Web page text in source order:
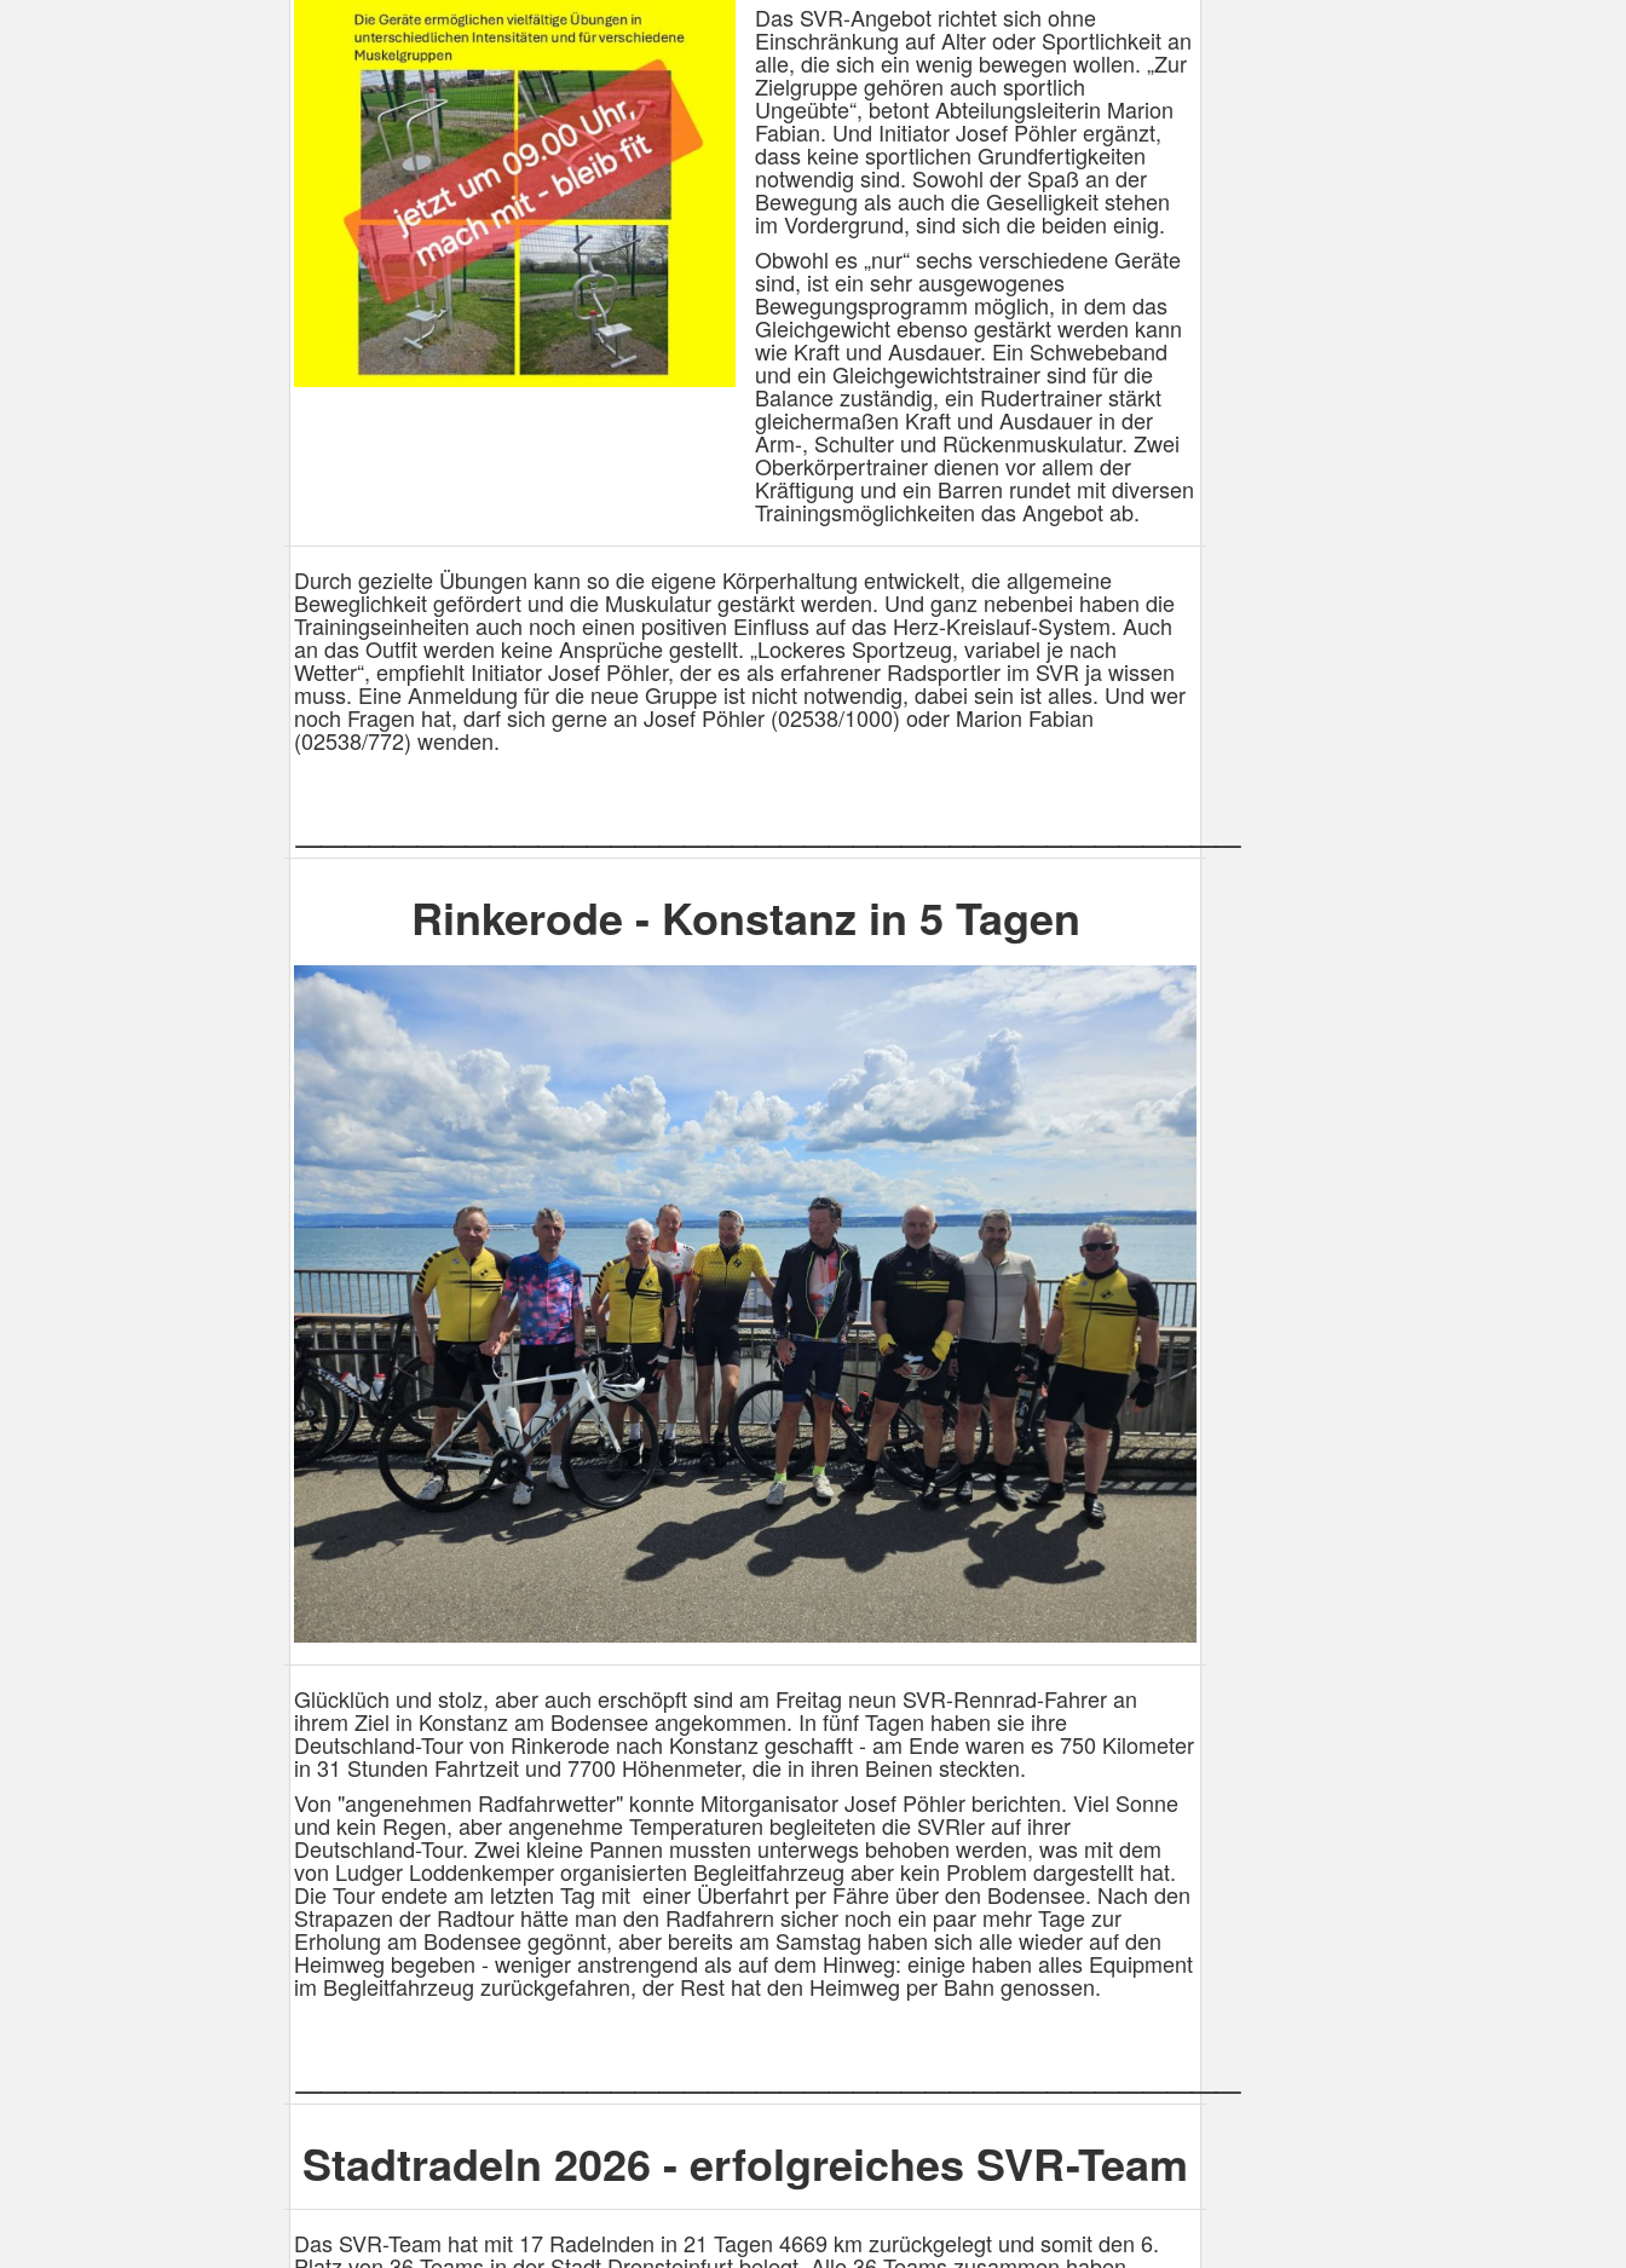
Das SVR-Angebot richtet sich ohne
Einschränkung auf Alter oder Sportlichkeit an
alle, die sich ein wenig bewegen wollen. „Zur
Zielgruppe gehören auch sportlich
Ungeübte“, betont Abteilungsleiterin Marion
Fabian. Und Initiator Josef Pöhler ergänzt,
dass keine sportlichen Grundfertigkeiten
notwendig sind. Sowohl der Spaß an der
Bewegung als auch die Geselligkeit stehen
im Vordergrund, sind sich die beiden einig.
Obwohl es „nur“ sechs verschiedene Geräte
sind, ist ein sehr ausgewogenes
Bewegungsprogramm möglich, in dem das
Gleichgewicht ebenso gestärkt werden kann
wie Kraft und Ausdauer. Ein Schwebeband
und ein Gleichgewichtstrainer sind für die
Balance zuständig, ein Rudertrainer stärkt
gleichermaßen Kraft und Ausdauer in der
Arm-, Schulter und Rückenmuskulatur. Zwei
Oberkörpertrainer dienen vor allem der
Kräftigung und ein Barren rundet mit diversen
Trainingsmöglichkeiten das Angebot ab.
Durch gezielte Übungen kann so die eigene Körperhaltung entwickelt, die allgemeine
Beweglichkeit gefördert und die Muskulatur gestärkt werden. Und ganz nebenbei haben die
Trainingseinheiten auch noch einen positiven Einfluss auf das Herz-Kreislauf-System. Auch
an das Outfit werden keine Ansprüche gestellt. „Lockeres Sportzeug, variabel je nach
Wetter“, empfiehlt Initiator Josef Pöhler, der es als erfahrener Radsportler im SVR ja wissen
muss. Eine Anmeldung für die neue Gruppe ist nicht notwendig, dabei sein ist alles. Und wer
noch Fragen hat, darf sich gerne an Josef Pöhler (02538/1000) oder Marion Fabian
(02538/772) wenden.
Rinkerode - Konstanz in 5 Tagen
Glücklüch und stolz, aber auch erschöpft sind am Freitag neun SVR-Rennrad-Fahrer an
ihrem Ziel in Konstanz am Bodensee angekommen. In fünf Tagen haben sie ihre
Deutschland-Tour von Rinkerode nach Konstanz geschafft - am Ende waren es 750 Kilometer
in 31 Stunden Fahrtzeit und 7700 Höhenmeter, die in ihren Beinen steckten.
Von "angenehmen Radfahrwetter" konnte Mitorganisator Josef Pöhler berichten. Viel Sonne
und kein Regen, aber angenehme Temperaturen begleiteten die SVRler auf ihrer
Deutschland-Tour. Zwei kleine Pannen mussten unterwegs behoben werden, was mit dem
von Ludger Loddenkemper organisierten Begleitfahrzeug aber kein Problem dargestellt hat.
Die Tour endete am letzten Tag mit einer Überfahrt per Fähre über den Bodensee. Nach den
Strapazen der Radtour hätte man den Radfahrern sicher noch ein paar mehr Tage zur
Erholung am Bodensee gegönnt, aber bereits am Samstag haben sich alle wieder auf den
Heimweg begeben - weniger anstrengend als auf dem Hinweg: einige haben alles Equipment
im Begleitfahrzeug zurückgefahren, der Rest hat den Heimweg per Bahn genossen.
Stadtradeln 2026 - erfolgreiches SVR-Team
Das SVR-Team hat mit 17 Radelnden in 21 Tagen 4669 km zurückgelegt und somit den 6.